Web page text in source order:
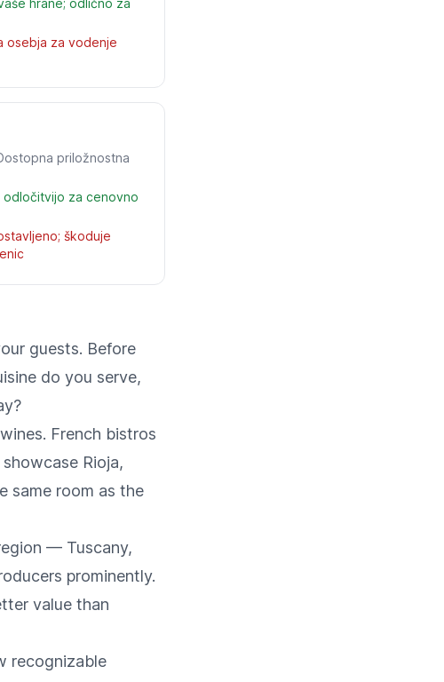
hrane; odlično za
osebja za vodenje
priložnostna
za cenovno
škoduje
guests. Before
do you serve,
French bistros
Rioja,
same room as the
— Tuscany,
prominently.
value than
recognizable